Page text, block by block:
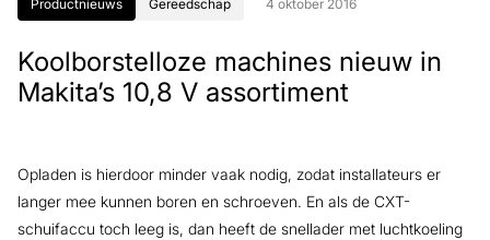
Productnieuws Gereedschap 4 oktober 2016
Koolborstelloze machines nieuw in
Makita’s 10,8 V assortiment
Opladen is hierdoor minder vaak nodig, zodat installateurs er
langer mee kunnen boren en schroeven. En als de CXT-
schuifaccu toch leeg is, dan heeft de snellader met luchtkoeling